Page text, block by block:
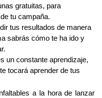
gratuitas, para
tu campaña.
tus resultados de manera
sabrás cómo te ha ido y
un constante aprendizaje,
tocará aprender de tus
a la hora de lanzar